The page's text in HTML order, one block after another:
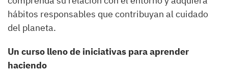
hábitos responsables que contribuyan al cuidado
del planeta.
Un curso lleno de iniciativas para aprender
haciendo